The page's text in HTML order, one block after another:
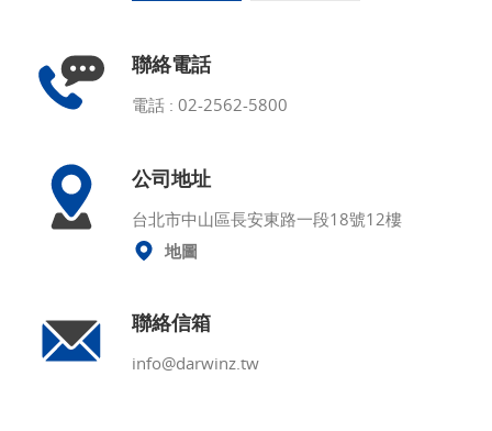
聯絡電話
電話 : 02-2562-5800
公司地址
台北市中山區長安東路一段18號12樓
地圖
聯絡信箱
info@darwinz.tw